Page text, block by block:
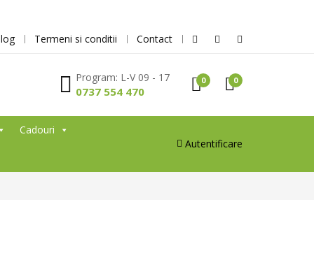
Termeni si conditii Contact
Program: L-V 09 - 17
0737 554 470
0 0
Cadouri
Autentificare